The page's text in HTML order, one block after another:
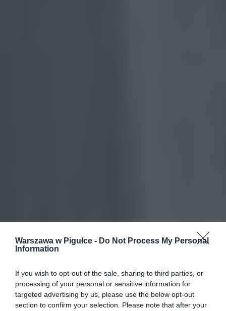
Warszawa w Pigułce - Do Not Process My Personal
Information
If you wish to opt-out of the sale, sharing to third parties, or
processing of your personal or sensitive information for
targeted advertising by us, please use the below opt-out
section to confirm your selection. Please note that after your